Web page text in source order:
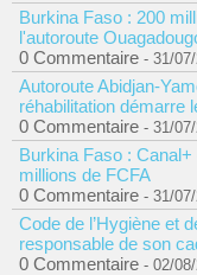
Burkina Faso : 200
l'autoroute
0 Commentaire - 31/
Autoroute Abidjan-
réhabilitation démarre
0 Commentaire - 31/
Burkina Faso :
millions de FCFA
0 Commentaire - 31/
Code de l’Hygiène et
responsable de son
0 Commentaire - 02/